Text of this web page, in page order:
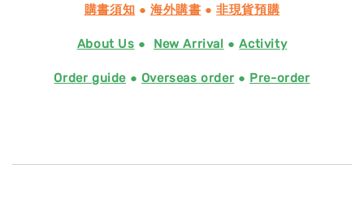
購書須知 ● 海外購書 ●非現貨預購
About Us ● New Arrival ●Activity
Order guide ● Overseas order● Pre-order